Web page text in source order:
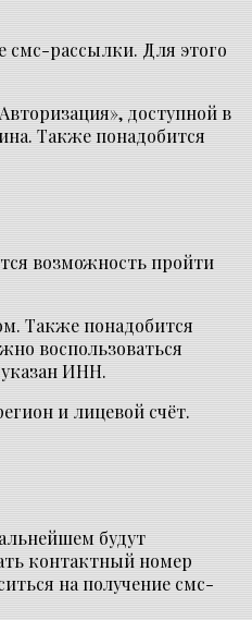
смс-рассылки. Для этого
доступной в
Также понадобится
возможность пройти
Также понадобится
воспользоваться
ИНН.
и лицевой счёт.
будут
контактный номер
на получение смс-